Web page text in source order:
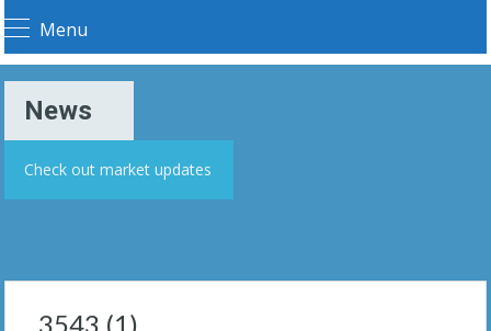
Menu
News
Check out market updates
3543 (1)